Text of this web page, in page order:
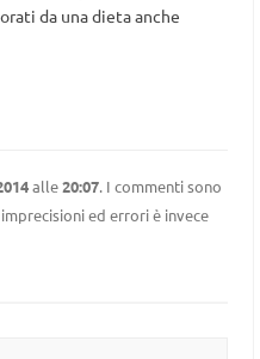
da una dieta anche
alle20:07. I commenti sono
ed errori è invece